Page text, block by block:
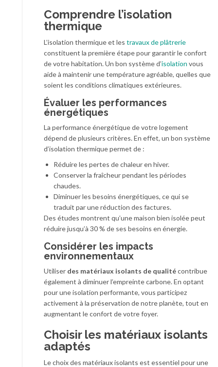
Comprendre l’isolation
thermique
L’isolation thermique et les travaux de plâtrerie
constituent la première étape pour garantir le confort
de votre habitation. Un bon système d’isolation vous
aide à maintenir une température agréable, quelles que
soient les conditions climatiques extérieures.
Évaluer les performances
énergétiques
La performance énergétique de votre logement
dépend de plusieurs critères. En effet, un bon système
d’isolation thermique permet de :
Réduire les pertes de chaleur en hiver.
Conserver la fraîcheur pendant les périodes
chaudes.
Diminuer les besoins énergétiques, ce qui se
traduit par une réduction des factures.
Des études montrent qu’une maison bien isolée peut
réduire jusqu’à 30 % de ses besoins en énergie.
Considérer les impacts
environnementaux
Utiliser des matériaux isolants de qualitécontribue
également à diminuer l’empreinte carbone. En optant
pour une isolation performante, vous participez
activement à la préservation de notre planète, tout en
augmentant le confort de votre foyer.
Choisir les matériaux isolants
adaptés
Le choix des matériaux isolants est essentiel pour une